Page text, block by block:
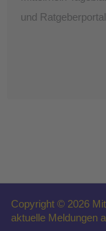
und Ratgeberportal
Copyright © 2026
aktuelle Meldungen